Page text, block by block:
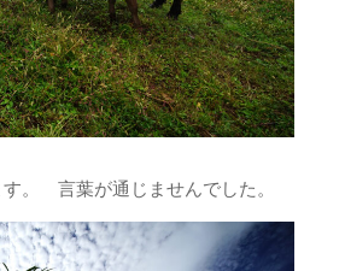
。 言葉が通じませんでした。